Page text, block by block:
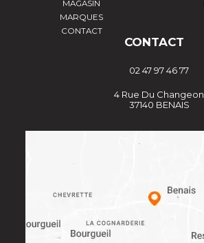
MAGASIN
MARQUES
CONTACT
CONTACT
02 47 97 46 77
4 Rue Du Changeon
37140 BENAIS